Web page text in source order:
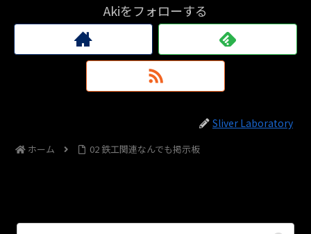
Akiをフォローする
Sliver Laboratory
ホーム 02 鉄工関連なんでも掲示板